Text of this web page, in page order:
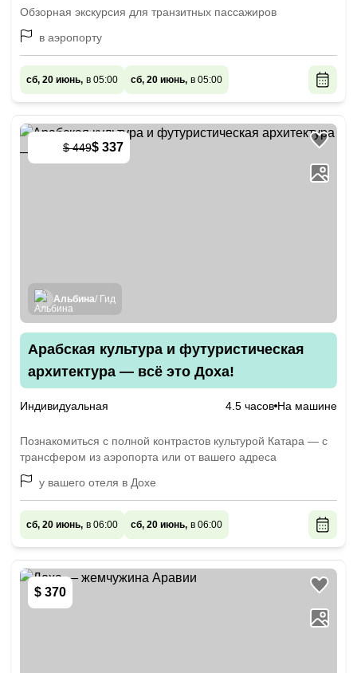
Обзорная экскурсия для транзитных пассажиров
в аэропорту
сб, 20 июнь, в 05:00 сб, 20 июнь, в 05:00
$ 449$ 337
Альбина/ Гид
Арабская культура и футуристическая
архитектура — всё это Доха!
Индивидуальная 4.5 часов На машине
Познакомиться с полной контрастов культурой Катара — с
трансфером из аэропорта или от вашего адреса
у вашего отеля в Дохе
сб, 20 июнь, в 06:00 сб, 20 июнь, в 06:00
$ 370